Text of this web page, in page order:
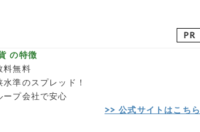
PR
の特徴
料無料
準のスプレッド！
ープ会社で安心
>> 公式サイトはこちら